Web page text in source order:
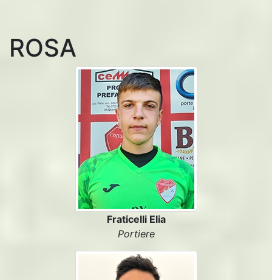
ROSA
Fraticelli Elia
Portiere